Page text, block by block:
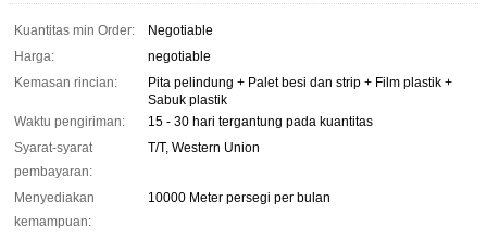
Kuantitas min Order:
Negotiable
Harga:
negotiable
Kemasan rincian:
Pita pelindung + Palet besi dan strip + Film plastik +
Sabuk plastik
Waktu pengiriman:
15 - 30 hari tergantung pada kuantitas
Syarat-syarat
pembayaran:
T/T, Western Union
Menyediakan
kemampuan:
10000 Meter persegi per bulan